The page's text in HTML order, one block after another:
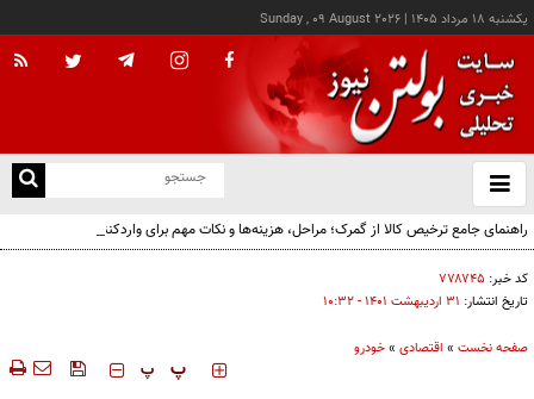
يکشنبه ۱۸ مرداد ۱۴۰۵ |
Sunday , 09 August 2026
باز
و
راهنمای جامع ترخیص کالا از گمرک؛ مراحل، هزینه‌ها و نکات مهم برای واردکنندگان
کد خبر: ۷۷۸۷۴۵
تاریخ انتشار: ۳۱ ارديبهشت ۱۴۰۱ - ۱۰:۳۲
صفحه نخست » اقتصادی »خودرو
‍‍‍ پ پ